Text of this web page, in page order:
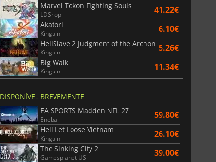
Marvel Tokon Fighting Souls
LDShop 41.22€
Akatori
Kinguin 6.10€
HellSlave 2 Judgment of the Archon
Kinguin 5.26€
Big Walk
Kinguin 11.34€
DISPONÍVEL BREVEMENTE
EA SPORTS Madden NFL 27
Eneba 59.80€
Hell Let Loose Vietnam
Kinguin 26.10€
The Sinking City 2
Gamesplanet US 39.00€